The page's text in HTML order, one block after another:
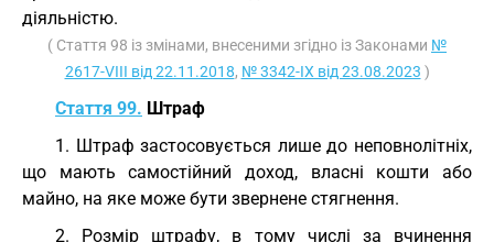
діяльністю.
( Стаття 98 із змінами, внесеними згідно із Законами №
2617-VIII від 22.11.2018, № 3342-IX від 23.08.2023 )
Стаття 99. Штраф
1. Штраф застосовується лише до неповнолітніх,
що мають самостійний доход, власні кошти або
майно, на яке може бути звернене стягнення.
2. Розмір штрафу, в тому числі за вчинення